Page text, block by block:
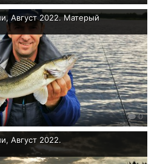
Август 2022. Матерый
0
Август 2022.